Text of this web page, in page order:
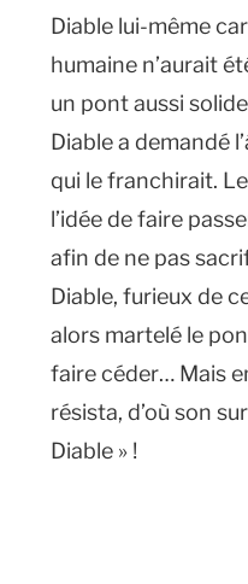
Diable lui-même
humaine n’aurait
un pont aussi
Diable a demandé
qui le franchirait.
l’idée de faire
afin de ne pas
Diable, furieux de
alors martelé le
faire céder… Mais
résista, d’où son
Diable » !